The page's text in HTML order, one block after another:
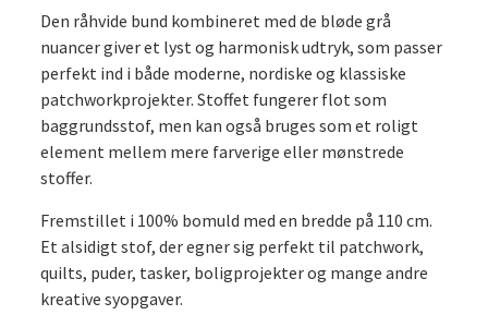
Den råhvide bund kombineret med de bløde grå
nuancer giver et lyst og harmonisk udtryk, som passer
perfekt ind i både moderne, nordiske og klassiske
patchworkprojekter. Stoffet fungerer flot som
baggrundsstof, men kan også bruges som et roligt
element mellem mere farverige eller mønstrede
stoffer.
Fremstillet i 100% bomuld med en bredde på 110 cm.
Et alsidigt stof, der egner sig perfekt til patchwork,
quilts, puder, tasker, boligprojekter og mange andre
kreative syopgaver.